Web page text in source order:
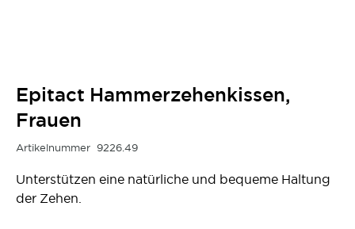
Epitact Hammerzehenkissen,
Frauen
Artikelnummer 9226.49
Unterstützen eine natürliche und bequeme Haltung
der Zehen.